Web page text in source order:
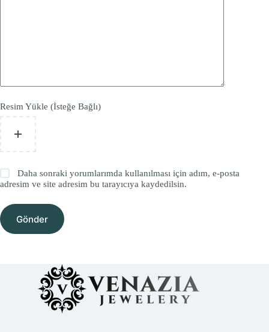
Resim Yükle (İsteğe Bağlı)
Daha sonraki yorumlarımda kullanılması için adım, e-posta
adresim ve site adresim bu tarayıcıya kaydedilsin.
Gönder